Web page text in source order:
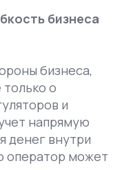
бизнеса
бизнеса,
только о
и
напрямую
денег внутри
оператор может